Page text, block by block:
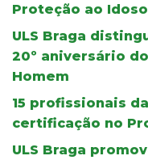
Proteção ao Idoso
ULS Braga
20º aniversário
Homem
15 profissionais
certificação no
ULS Braga